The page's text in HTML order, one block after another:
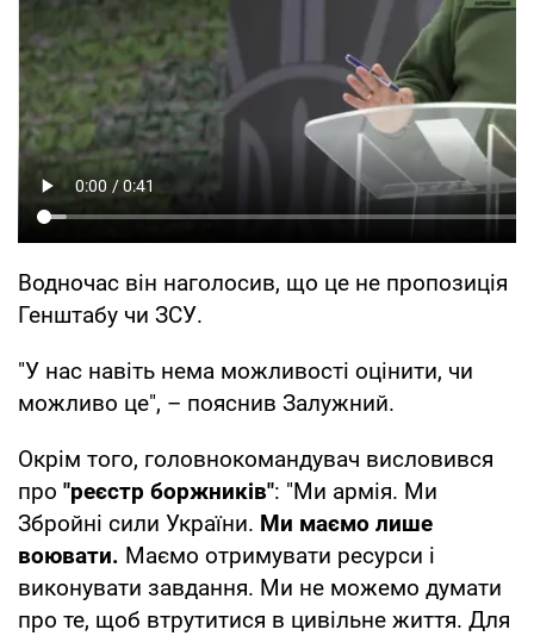
Водночас він наголосив, що це не пропозиція
Генштабу чи ЗСУ.
"У нас навіть нема можливості оцінити, чи
можливо це", – пояснив Залужний.
Окрім того, головнокомандувач висловився
про "реєстр боржників": "Ми армія. Ми
Збройні сили України. Ми маємо лише
воювати. Маємо отримувати ресурси і
виконувати завдання. Ми не можемо думати
про те, щоб втрутитися в цивільне життя. Для